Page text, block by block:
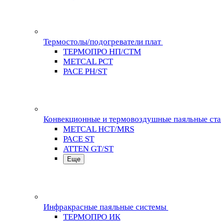
Термостолы/подогреватели плат
ТЕРМОПРО НП/СТМ
METCAL PCT
PACE PH/ST
Конвекционные и термовоздушные паяльные
METCAL HCT/MRS
PACE ST
ATTEN GT/ST
Еще
Инфракрасные паяльные системы
ТЕРМОПРО ИК